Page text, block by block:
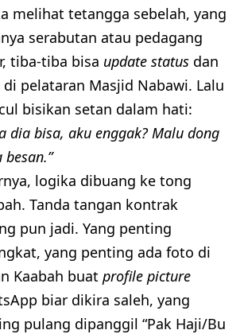
melihat tetangga sebelah, yang
serabutan atau pedagang
tiba-tiba bisa update status dan
di pelataran Masjid Nabawi. Lalu
bisikan setan dalam hati:
dia bisa, aku enggak? Malu dong
besan.”
logika dibuang ke tong
Tanda tangan kontrak
pun jadi. Yang penting
yang penting ada foto di
Kaabah buat profile picture
biar dikira saleh, yang
pulang dipanggil “Pak Haji/Bu